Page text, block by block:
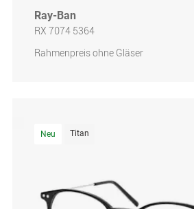
Ray-Ban
RX 7074 5364
Rahmenpreis ohne Gläser
Neu Titan